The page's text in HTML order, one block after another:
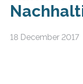
18 December 2017